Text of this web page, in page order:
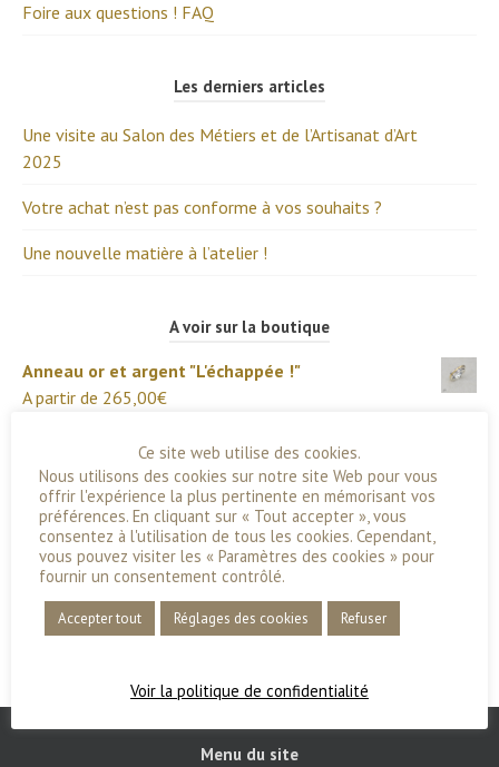
Foire aux questions ! FAQ
Les derniers articles
Une visite au Salon des Métiers et de l’Artisanat d’Art
2025
Votre achat n’est pas conforme à vos souhaits ?
Une nouvelle matière à l’atelier !
A voir sur la boutique
Anneau or et argent "L'échappée !"
A partir de 265,00€
Bracelet "Juin" en Chrysoprase et argent
195,00€
Boucles d'oreilles Origines
165,00€
Anneau en argent "L'échappée !"
Menu du site
Ce site web utilise des cookies.
Nous utilisons des cookies sur notre site Web pour vous
offrir l'expérience la plus pertinente en mémorisant vos
préférences. En cliquant sur « Tout accepter », vous
consentez à l'utilisation de tous les cookies. Cependant,
vous pouvez visiter les « Paramètres des cookies » pour
fournir un consentement contrôlé.
Accepter tout Réglages des cookies Refuser
Voir la politique de confidentialité